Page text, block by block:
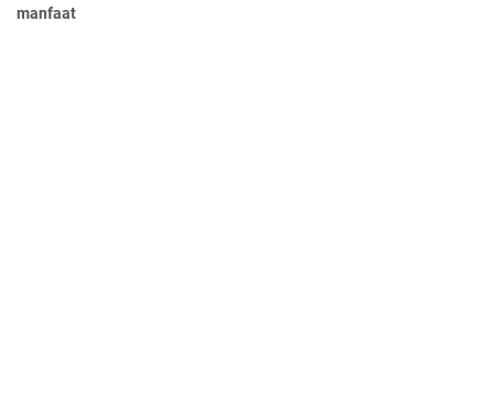
manfaat